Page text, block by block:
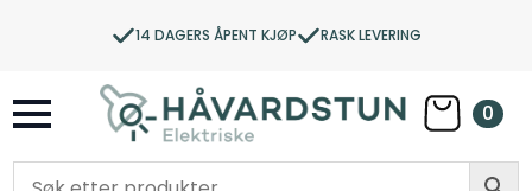
14 DAGERS ÅPENT KJØP RASK LEVERING
0